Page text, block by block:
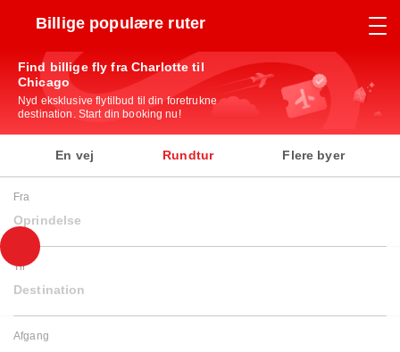
Billige populære ruter
Find billige fly fra Charlotte til
Chicago
Nyd eksklusive flytilbud til din foretrukne
destination. Start din booking nu!
En vej Rundtur Flere byer
Fra
Oprindelse
Til
Destination
Afgang